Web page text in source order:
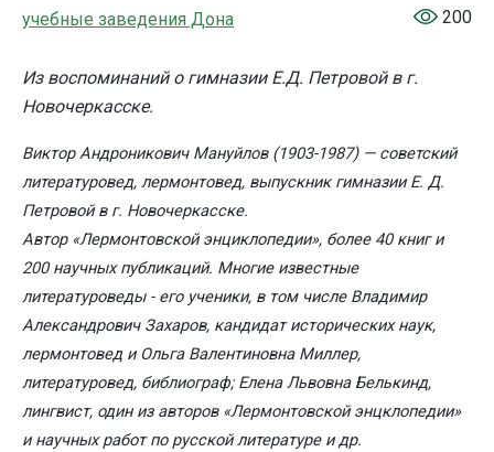
учебные заведения Дона 200
Из воспоминаний о гимназии Е.Д. Петровой в г.
Новочеркасске.
Виктор Андроникович Мануйлов (1903-1987) — советский
литературовед, лермонтовед, выпускник гимназии Е. Д.
Петровой в г. Новочеркасске.
Автор «Лермонтовской энциклопедии», более 40 книг и
200 научных публикаций. Многие известные
литературоведы - его ученики, в том числе Владимир
Александрович Захаров, кандидат исторических наук,
лермонтовед и Ольга Валентиновна Миллер,
литературовед, библиограф; Елена Львовна Белькинд,
лингвист, один из авторов «Лермонтовской энцклопедии»
и научных работ по русской литературе и др.